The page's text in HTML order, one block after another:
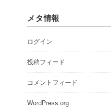
メタ情報
ログイン
投稿フィード
コメントフィード
WordPress.org